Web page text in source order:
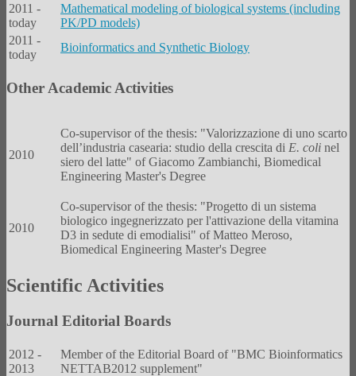
2011 -
today
Mathematical modeling of biological systems (including
PK/PD models)
2011 -
today
Bioinformatics and Synthetic Biology
Other Academic Activities
2010
Co-supervisor of the thesis: "Valorizzazione di uno scarto
dell’industria casearia: studio della crescita di E. coli nel
siero del latte" of Giacomo Zambianchi, Biomedical
Engineering Master's Degree
2010
Co-supervisor of the thesis: "Progetto di un sistema
biologico ingegnerizzato per l'attivazione della vitamina
D3 in sedute di emodialisi" of Matteo Meroso,
Biomedical Engineering Master's Degree
Scientific Activities
Journal Editorial Boards
2012 -
2013
Member of the Editorial Board of "BMC Bioinformatics
NETTAB2012 supplement"